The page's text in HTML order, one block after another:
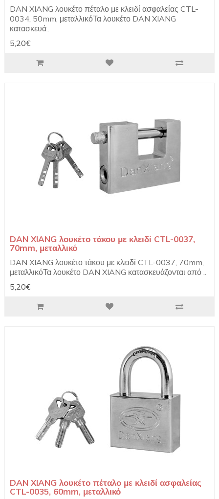
DAN XIANG λουκέτο πέταλο με κλειδί ασφαλείας CTL-
0034, 50mm, μεταλλικόΤα λουκέτο DAN XIANG
κατασκευά..
5,20€
DAN XIANG λουκέτο τάκου με κλειδί CTL-0037,
70mm, μεταλλικό
DAN XIANG λουκέτο τάκου με κλειδί CTL-0037, 70mm,
μεταλλικόΤα λουκέτο DAN XIANG κατασκευάζονται από ..
5,20€
DAN XIANG λουκέτο πέταλο με κλειδί ασφαλείας
CTL-0035, 60mm, μεταλλικό